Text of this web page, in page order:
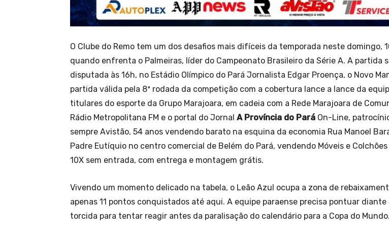
O Clube do Remo tem um dos desafios mais difíceis da temporada neste domingo,
quando enfrenta o Palmeiras, líder do Campeonato Brasileiro da Série A. A partida
disputada às 16h, no Estádio Olímpico do Pará Jornalista Edgar Proença, o Novo
partida válida pela 8ª rodada da competição com a cobertura lance a lance da
titulares do esporte da Grupo Marajoara, em cadeia com a Rede Marajoara de
Rádio Metropolitana FM e o portal do Jornal A Província do Pará On-Line,
sempre Avistão, 54 anos vendendo barato na esquina da economia Rua Manoel
Padre Eutíquio no centro comercial de Belém do Pará, vendendo Móveis e
10X sem entrada, com entrega e montagem grátis.
Vivendo um momento delicado na tabela, o Leão Azul ocupa a zona de
apenas 11 pontos conquistados até aqui. A equipe paraense precisa pontuar diante
torcida para tentar reagir antes da paralisação do calendário para a Copa do Mundo.